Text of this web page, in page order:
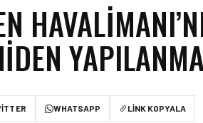
YAPILANMA
WHATSAPP LINK KOPYALA